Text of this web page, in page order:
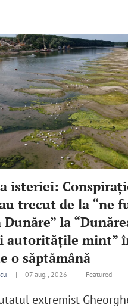
isteriei:
trecut de la “ne
la
autoritățile mint”
o săptămână
| 07 aug., 2026 | Featured
extremist